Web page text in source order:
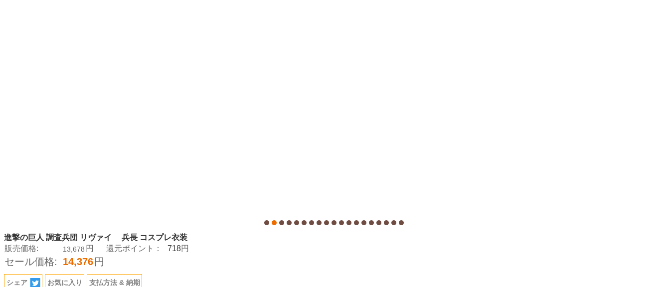
進撃の巨人 調査兵団 リヴァイ 兵長 コスプレ衣装
販売価格:
13,678 円 還元ポイント： 718円
セール価格: 14,376 円
シェア お気に入り 支払方法 & 納期